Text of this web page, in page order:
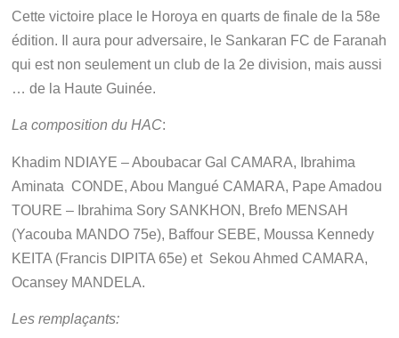
Cette victoire place le Horoya en quarts de finale de la 58e
édition. Il aura pour adversaire, le Sankaran FC de Faranah
qui est non seulement un club de la 2e division, mais aussi
… de la Haute Guinée.
La composition du HAC:
Khadim NDIAYE – Aboubacar Gal CAMARA, Ibrahima
Aminata CONDE, Abou Mangué CAMARA, Pape Amadou
TOURE – Ibrahima Sory SANKHON, Brefo MENSAH
(Yacouba MANDO 75e), Baffour SEBE, Moussa Kennedy
KEITA (Francis DIPITA 65e) et Sekou Ahmed CAMARA,
Ocansey MANDELA.
Les remplaçants: